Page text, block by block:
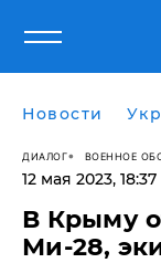
Новости
ДИАЛОГ ВОЕННОЕ
12 мая 2023, 18:37
В Крыму
Ми-28,